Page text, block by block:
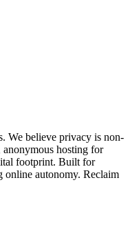
We believe privacy is non-
hosting for
footprint. Built for
online autonomy. Reclaim